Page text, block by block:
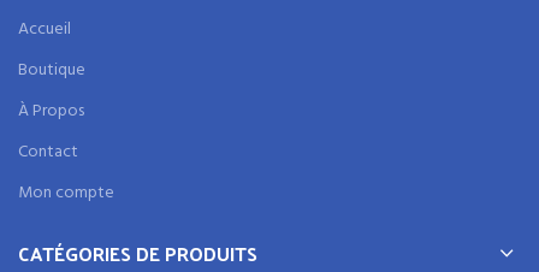
Accueil
Boutique
À Propos
Contact
Mon compte
CATÉGORIES DE PRODUITS